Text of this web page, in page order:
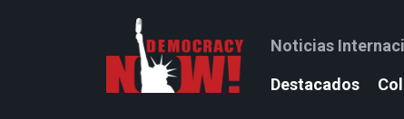
Noticias
Destacados